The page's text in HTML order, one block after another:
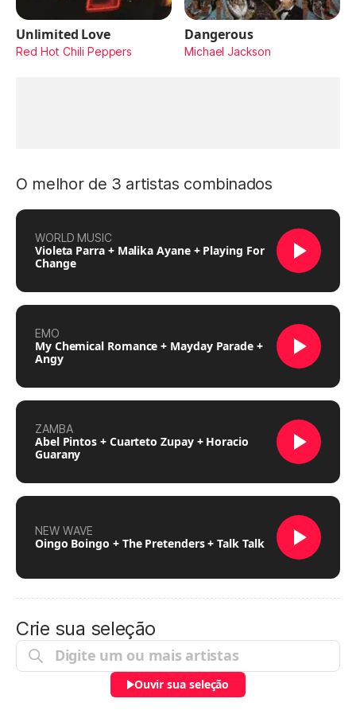
Unlimited Love
Red Hot Chili Peppers
Dangerous
Michael Jackson
O melhor de 3 artistas combinados
WORLD MUSIC
Violeta Parra + Malika Ayane + Playing For
Change
EMO
My Chemical Romance + Mayday Parade +
Angy
ZAMBA
Abel Pintos + Cuarteto Zupay + Horacio
Guarany
NEW WAVE
Oingo Boingo + The Pretenders + Talk Talk
Crie sua seleção
Ouvir sua seleção